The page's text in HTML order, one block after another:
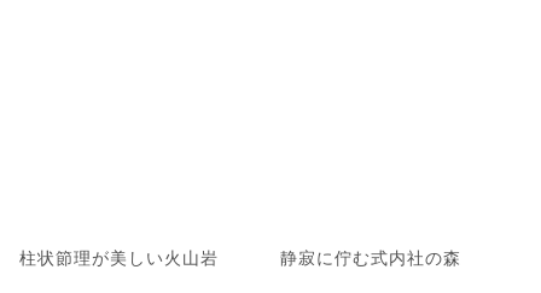
柱状節理が美しい火山岩 静寂に佇む式内社の森